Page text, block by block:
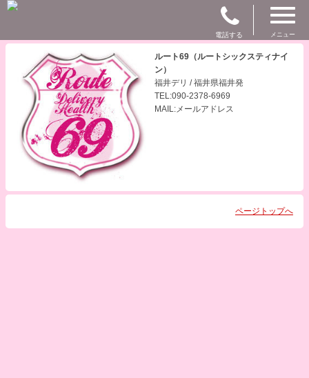
電話する メニュー
ルート69（ルートシックスティナイ
ン）
福井デリ / 福井県福井発
TEL:090-2378-6969
MAIL:メールアドレス
ページトップへ